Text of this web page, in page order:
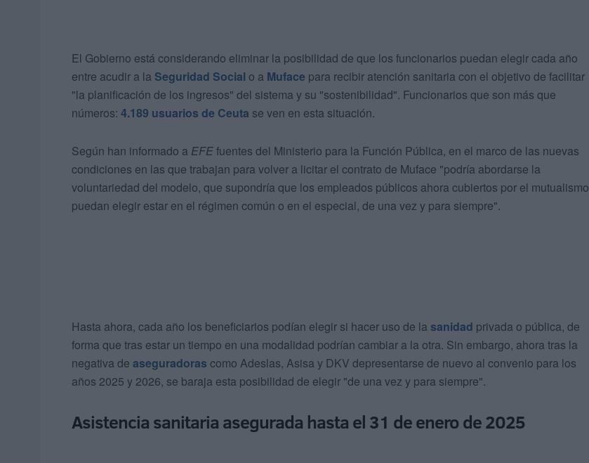
El Gobierno está considerando eliminar la posibilidad de que los funcionarios puedan elegir cada año
entre acudir a la Seguridad Social o a Muface para recibir atención sanitaria con el objetivo de facilitar
"la planificación de los ingresos" del sistema y su "sostenibilidad". Funcionarios que son más que
números: 4.189 usuarios de Ceuta se ven en esta situación.
Según han informado a EFEfuentes del Ministerio para la Función Pública, en el marco de las nuevas
condiciones en las que trabajan para volver a licitar el contrato de Muface "podría abordarse la
voluntariedad del modelo, que supondría que los empleados públicos ahora cubiertos por el mutualismo
puedan elegir estar en el régimen común o en el especial, de una vez y para siempre".
Hasta ahora, cada año los beneficiarios podían elegir si hacer uso de la sanidad privada o pública, de
forma que tras estar un tiempo en una modalidad podrían cambiar a la otra. Sin embargo, ahora tras la
negativa de aseguradoras como Adeslas, Asisa y DKV depresentarse de nuevo al convenio para los
años 2025 y 2026, se baraja esta posibilidad de elegir "de una vez y para siempre".
Asistencia sanitaria asegurada hasta el 31 de enero de 2025